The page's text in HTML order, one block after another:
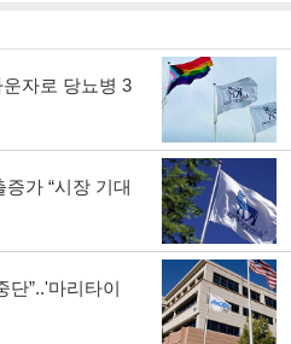
자로 당뇨병 3
증가 “시장 기대
단”..'마리타이